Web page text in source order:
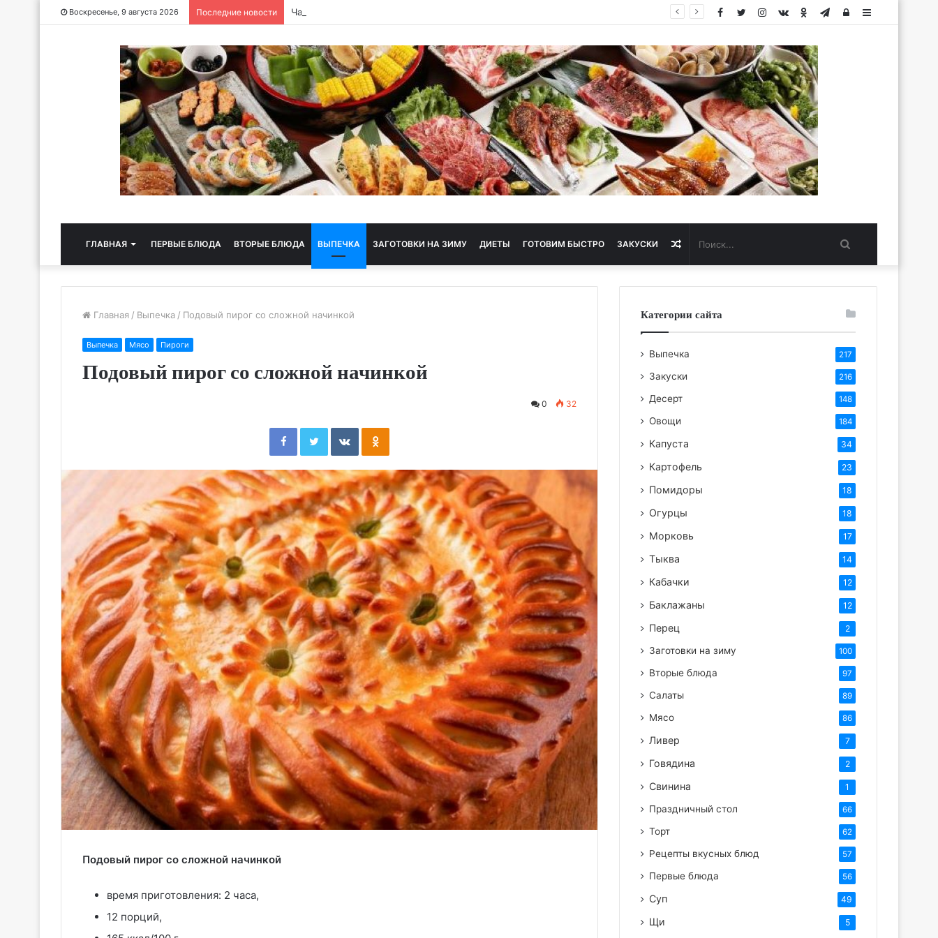
Воскресенье, 9 августа 2026 Последние новости Чайная диета Sidebar
Авторизация
Telegram
Одноклассники
vk.com
Instagram
Twitter
Facebook
ГЛАВНАЯ ПЕРВЫЕ БЛЮДА ВТОРЫЕ БЛЮДА ВЫПЕЧКА ЗАГОТОВКИ НА ЗИМУ ДИЕТЫ ГОТОВИМ БЫСТРО ЗАКУСКИ Случайная
статья
Главная / Выпечка / Подовый пирог со сложной начинкой
Выпечка Мясо Пироги
Подовый пирог со сложной начинкой
0 32
FacebookTwitterВконтактеОдноклассники
Подовый пирог со сложной начинкой
время приготовления: 2 часа,
12 порций,
Категории сайта
Выпечка 217
Закуски 216
Десерт 148
Овощи 184
Капуста 34
Картофель 23
Помидоры 18
Огурцы 18
Морковь 17
Тыква 14
Кабачки 12
Баклажаны 12
Перец 2
Заготовки на зиму 100
Вторые блюда 97
Салаты 89
Мясо 86
Ливер 7
Говядина 2
Свинина 1
Праздничный стол 66
Торт 62
Рецепты вкусных блюд 57
Первые блюда 56
Суп 49
Щи 5